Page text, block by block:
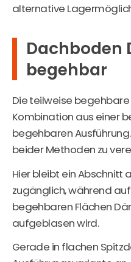
alternative
Dachboden
begehbar
Die teilweise
Kombination aus einer
begehbaren
beider Methoden zu
Hier bleibt ein
zugänglich, während
begehbaren Flächen
aufgeblasen wird.
Gerade in flachen